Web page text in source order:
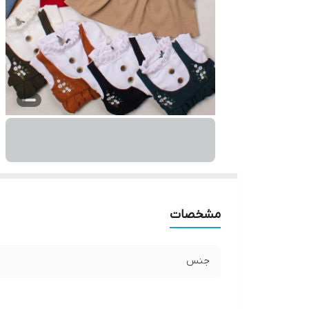
مشخصات
جنس